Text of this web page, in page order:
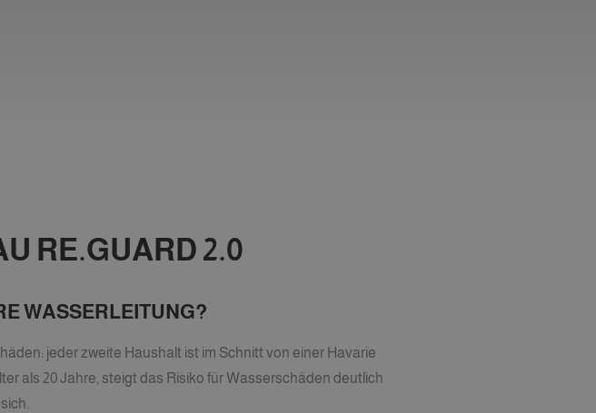
RE.GUARD 2.0
WASSERLEITUNG?
jeder zweite Haushalt ist im Schnitt von einer Havarie
als 20 Jahre, steigt das Risiko für Wasserschäden deutlich